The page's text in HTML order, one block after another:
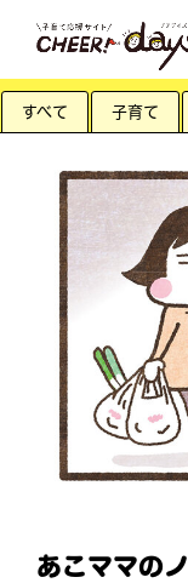
すべて 子育て
あこママの